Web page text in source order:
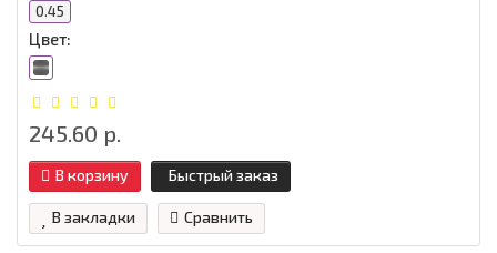
0.45
Цвет:
245.60 р.
В корзину Быстрый заказ
В закладки Сравнить